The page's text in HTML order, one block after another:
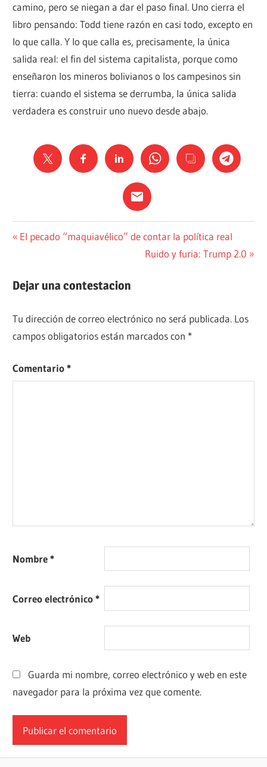
camino, pero se niegan a dar el paso final. Uno cierra el
libro pensando: Todd tiene razón en casi todo, excepto en
lo que calla. Y lo que calla es, precisamente, la única
salida real: el fin del sistema capitalista, porque como
enseñaron los mineros bolivianos o los campesinos sin
tierra: cuando el sistema se derrumba, la única salida
verdadera es construir uno nuevo desde abajo.
ACTUALIDAD
Navegación
entradas
Entrada
El pecado “maquiavélico” de contar la política real
Siguiente
Ruido y furia: Trump 2.0
Dejar una contestacion
Tu dirección de correo electrónico no será publicada. Los
campos obligatorios están marcados con *
Comentario*
Nombre*
Correo electrónico*
Web
Guarda mi nombre, correo electrónico y web en este
navegador para la próxima vez que comente.